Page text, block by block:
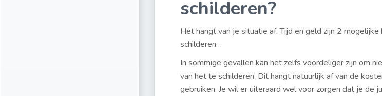
schilderen?
Het hangt van je situatie af. Tijd en geld zijn 2
schilderen…
In sommige gevallen kan het zelfs voordeliger zijn om
van het te schilderen. Dit hangt natuurlijk af van de
gebruiken. Je wil er uiteraard wel voor zorgen dat je de